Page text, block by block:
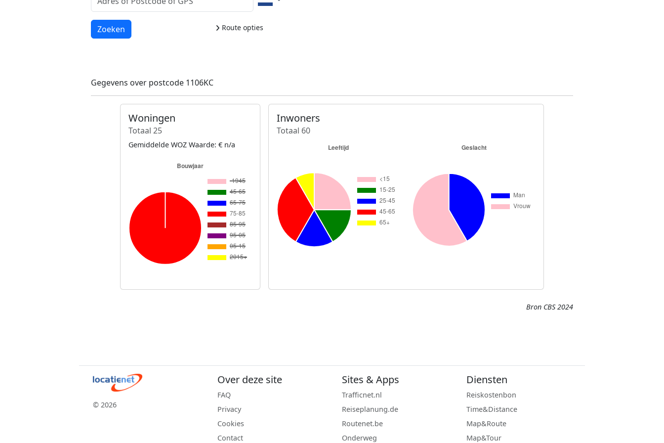
Route opties
Laden...
Zoeken
Gegevens over postcode 1106KC
Woningen
Totaal 25
Gemiddelde WOZ Waarde: € n/a
Inwoners
Totaal 60
Bron CBS 2024
© 2026
Over deze site
FAQ
Privacy
Cookies
Contact
Sites & Apps
Trafficnet.nl
Reiseplanung.de
Routenet.be
Onderweg
Diensten
Reiskostenbon
Time&Distance
Map&Route
Map&Tour